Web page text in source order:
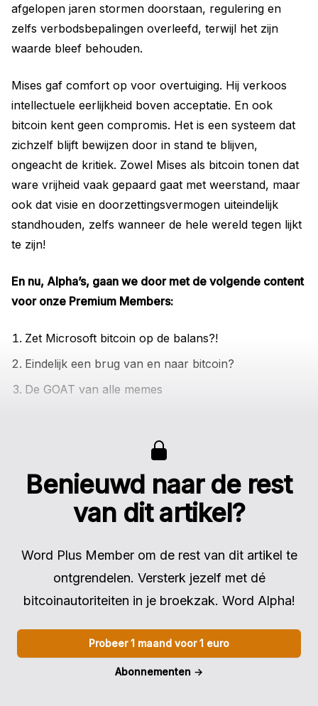
afgelopen jaren stormen doorstaan, regulering en
zelfs verbodsbepalingen overleefd, terwijl het zijn
waarde bleef behouden.
Mises gaf comfort op voor overtuiging. Hij verkoos
intellectuele eerlijkheid boven acceptatie. En ook
bitcoin kent geen compromis. Het is een systeem dat
zichzelf blijft bewijzen door in stand te blijven,
ongeacht de kritiek. Zowel Mises als bitcoin tonen dat
ware vrijheid vaak gepaard gaat met weerstand, maar
ook dat visie en doorzettingsvermogen uiteindelijk
standhouden, zelfs wanneer de hele wereld tegen lijkt
te zijn!
En nu, Alpha’s, gaan we door met de volgende content
voor onze Premium Members:
Zet Microsoft bitcoin op de balans?!
Eindelijk een brug van en naar bitcoin?
De GOAT van alle memes
Benieuwd naar de rest
van dit artikel?
Word Plus Member om de rest van dit artikel te
ontgrendelen. Versterk jezelf met dé
bitcoinautoriteiten in je broekzak. Word Alpha!
Probeer 1 maand voor 1 euro
Abonnementen →